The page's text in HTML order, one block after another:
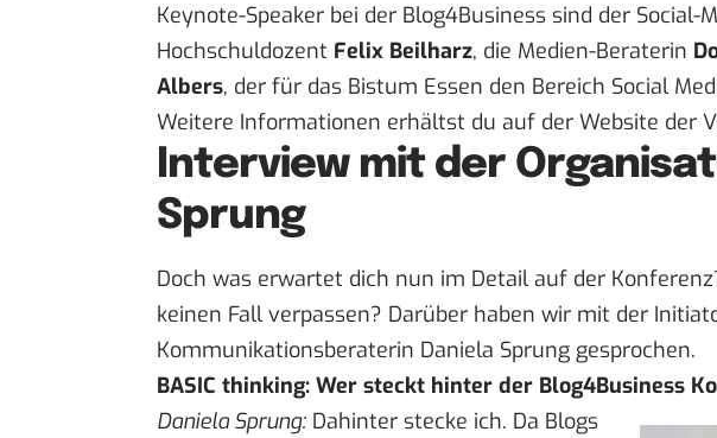
Keynote-Speaker bei der Blog4Business sind der Social-
Hochschuldozent Felix Beilharz, die Medien-Beraterin
Albers, der für das Bistum Essen den Bereich Social
Weitere Informationen erhältst du auf der Website der
Interview mit der
Sprung
Doch was erwartet dich nun im Detail auf der
keinen Fall verpassen? Darüber haben wir mit der
Kommunikationsberaterin Daniela Sprung gesprochen.
BASIC thinking: Wer steckt hinter der Blog4Business
Daniela Sprung: Dahinter stecke ich. Da Blogs